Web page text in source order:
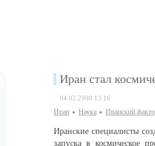
Иран стал
04.02.2008 13:16
Иран Наука Иранский
Иранские специалисты
запуска в космическое